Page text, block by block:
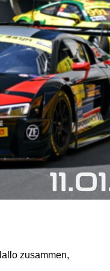
zusammen,